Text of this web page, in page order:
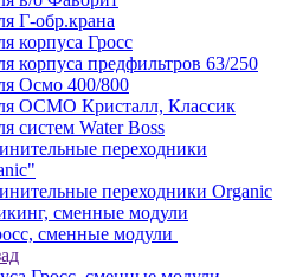
Г-обр.крана
корпуса Гросс
корпуса предфильтров 63/250
Осмо 400/800
ОСМО Кристалл, Классик
систем Water Boss
переходники
переходники Organic
сменные модули
сменные модули